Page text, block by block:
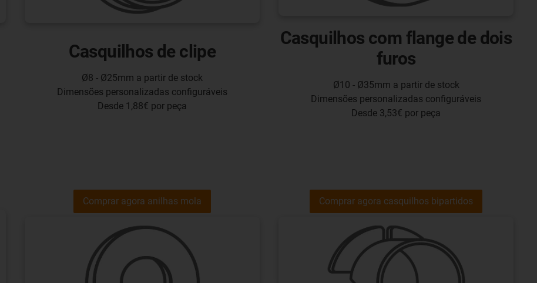
Casquilhos de clipe
Ø8 - Ø25mm a partir de stock
Dimensões personalizadas configuráveis
Desde 1,88€ por peça
Casquilhos com flange de dois
furos
Ø10 - Ø35mm a partir de stock
Dimensões personalizadas configuráveis
Desde 3,53€ por peça
Comprar agora anilhas mola Comprar agora casquilhos bipartidos